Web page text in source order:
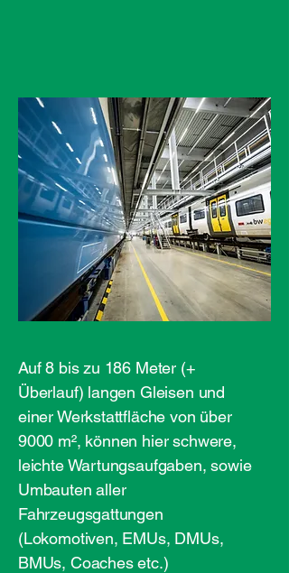
Auf 8 bis zu 186 Meter (+
Überlauf) langen Gleisen und
einer Werkstattfläche von über
9000 m², können hier schwere,
leichte Wartungsaufgaben, sowie
Umbauten aller
Fahrzeugsgattungen
(Lokomotiven, EMUs, DMUs,
BMUs, Coaches etc.)